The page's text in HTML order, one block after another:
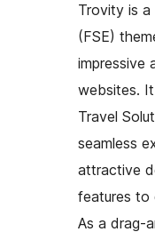
Trovity is a
(FSE)
impressive
websites.
Travel
seamless
attractive
features to
As a drag-